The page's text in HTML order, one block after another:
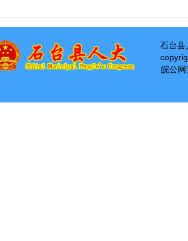
石台县
皖公